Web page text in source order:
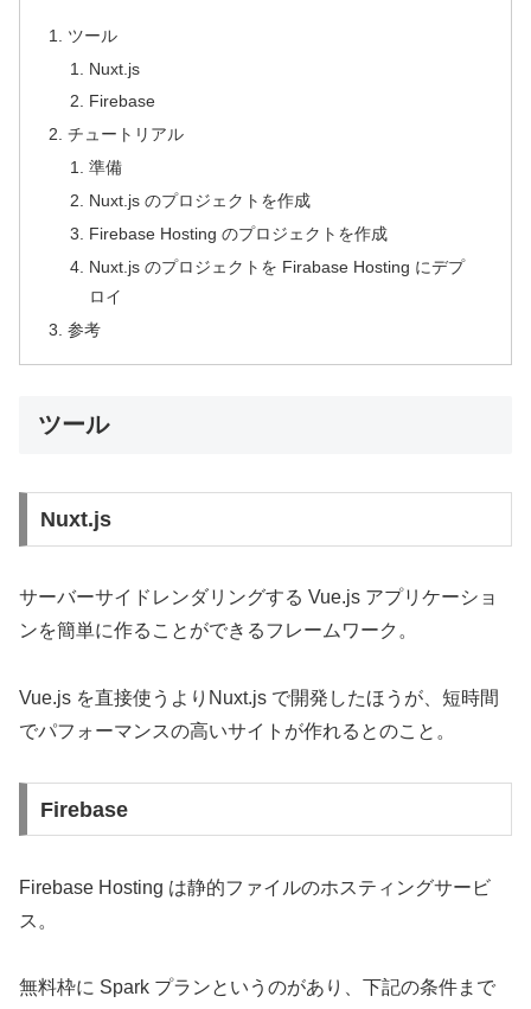
ツール
Nuxt.js
Firebase
チュートリアル
準備
Nuxt.js のプロジェクトを作成
Firebase Hosting のプロジェクトを作成
Nuxt.js のプロジェクトを Firabase Hosting にデプ
ロイ
参考
ツール
Nuxt.js
サーバーサイドレンダリングする Vue.js アプリケーショ
ンを簡単に作ることができるフレームワーク。
Vue.js を直接使うよりNuxt.js で開発したほうが、短時間
でパフォーマンスの高いサイトが作れるとのこと。
Firebase
Firebase Hosting は静的ファイルのホスティングサービ
ス。
無料枠に Spark プランというのがあり、下記の条件まで